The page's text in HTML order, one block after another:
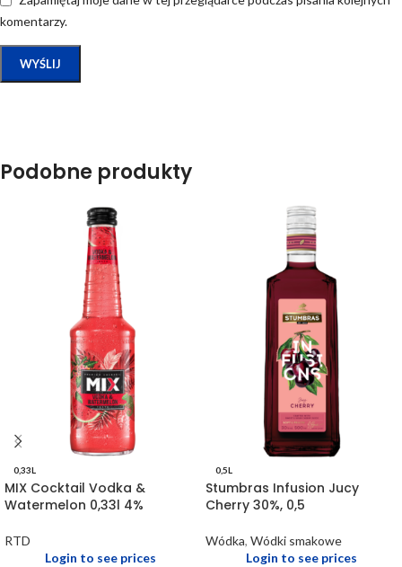
komentarzy.
Podobne produkty
0,33L
MIX Cocktail Vodka &
Watermelon 0,33l 4%
RTD
Login to see prices
0,5L
Stumbras Infusion Jucy
Cherry 30%, 0,5
Wódka, Wódki smakowe
Login to see prices